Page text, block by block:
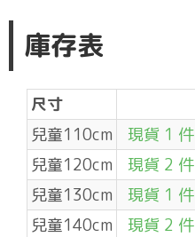
庫存表
尺寸
兒童110cm
現貨 1 件
兒童120cm
現貨 2 件
兒童130cm
現貨 1 件
兒童140cm
現貨 2 件